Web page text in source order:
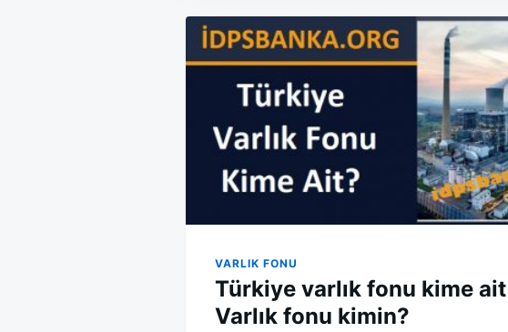
gezinmesi
VARLIK FONU
Türkiye varlık fonu kime ait |
Varlık fonu kimin?